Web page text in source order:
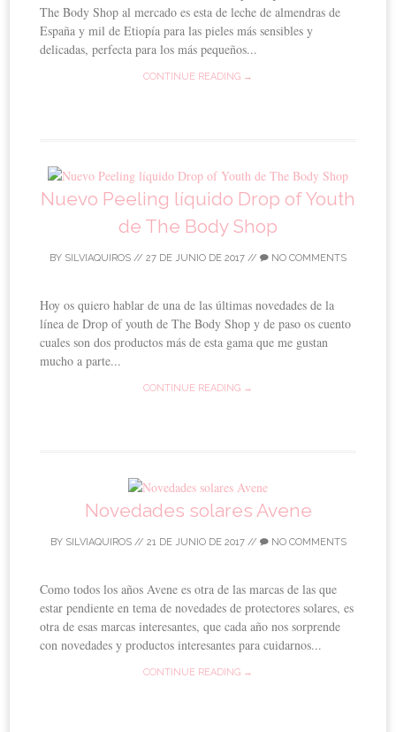
The Body Shop al mercado es esta de leche de almendras de
España y mil de Etiopía para las pieles más sensibles y
delicadas, perfecta para los más pequeños...
CONTINUE READING →
Nuevo Peeling líquido Drop of Youth
de The Body Shop
BY SILVIAQUIROS // 27 DE JUNIO DE 2017 // NO COMMENTS
Hoy os quiero hablar de una de las últimas novedades de la
línea de Drop of youth de The Body Shop y de paso os cuento
cuales son dos productos más de esta gama que me gustan
mucho a parte...
CONTINUE READING →
Novedades solares Avene
BY SILVIAQUIROS// 21 DE JUNIO DE 2017// NO COMMENTS
Como todos los años Avene es otra de las marcas de las que
estar pendiente en tema de novedades de protectores solares, es
otra de esas marcas interesantes, que cada año nos sorprende
con novedades y productos interesantes para cuidarnos...
CONTINUE READING →